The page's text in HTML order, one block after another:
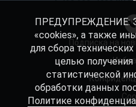
Подписка на
ПРЕДУПРЕЖДЕНИЕ:
«cookies», а также
для сбора
целью
статистической
обработки данных
Политике